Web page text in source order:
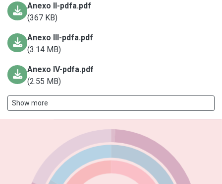
Anexo II-pdfa.pdf
(367 KB)
Anexo III-pdfa.pdf
(3.14 MB)
Anexo IV-pdfa.pdf
(2.55 MB)
Show more